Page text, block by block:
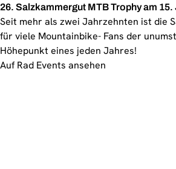
26. Salzkammergut MTB Trophy am 15.
Seit mehr als zwei Jahrzehnten ist die
für viele Mountainbike- Fans der
Höhepunkt eines jeden Jahres!
Auf Rad Events ansehen